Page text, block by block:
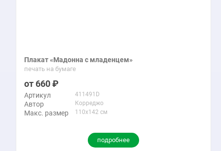
Плакат «Мадонна с младенцем»
печать на бумаге
660
Артикул 411491D
Автор Корреджо
Макс. размер 110x142 см
подробнее